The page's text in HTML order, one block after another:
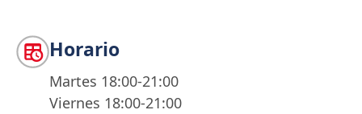
Horario
Martes 18:00-21:00
Viernes 18:00-21:00